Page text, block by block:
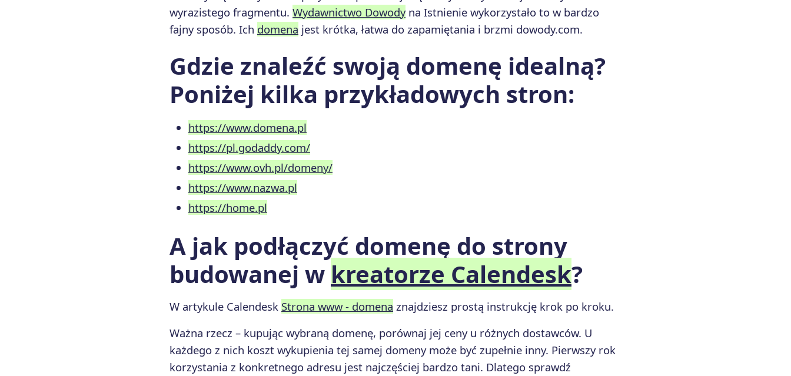
wyrazistego fragmentu. Wydawnictwo Dowodyna Istnienie wykorzystało to w bardzo
fajny sposób. Ich domena jest krótka, łatwa do zapamiętania i brzmi dowody.com.
Gdzie znaleźć swoją domenę idealną?
Poniżej kilka przykładowych stron:
https://www.domena.pl
https://pl.godaddy.com/
https://www.ovh.pl/domeny/
https://www.nazwa.pl
https://home.pl
A jak podłączyć domenę do strony
budowanej w kreatorze Calendesk?
W artykule Calendesk Strona www - domena znajdziesz prostą instrukcję krok po kroku.
Ważna rzecz – kupując wybraną domenę, porównaj jej ceny u różnych dostawców. U
każdego z nich koszt wykupienia tej samej domeny może być zupełnie inny. Pierwszy rok
korzystania z konkretnego adresu jest najczęściej bardzo tani. Dlatego sprawdź